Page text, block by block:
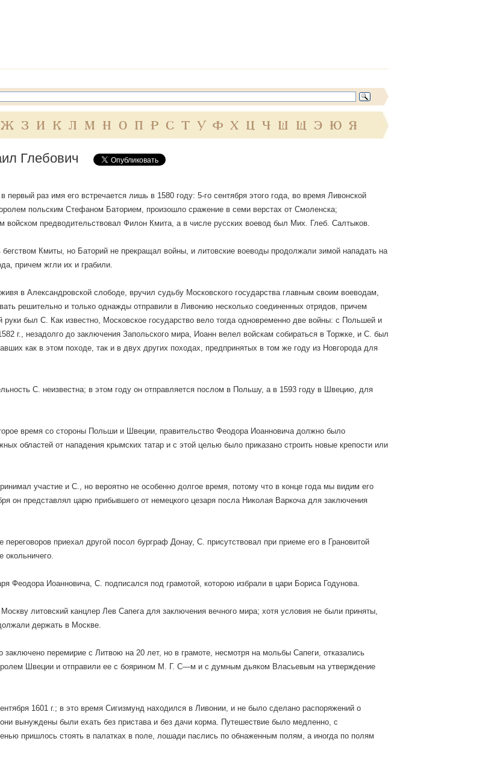
Ж З И К Л М Н О П Р С Т У Ф Х Ц Ч Ш Щ Э Ю Я
Глебович
раз имя его встречается лишь в 1580 году: 5-го сентября этого года, во время Ливонской
польским Стефаном Баторием, произошло сражение в семи верстах от Смоленска;
войском предводительствовал Филон Кмита, а в числе русских воевод был Мих. Глеб. Салтыков.
бегством Кмиты, но Баторий не прекращал войны, и литовские воеводы продолжали зимой нападать на
причем жгли их и грабили.
в Александровской слободе, вручил судьбу Московского государства главным своим воеводам,
решительно и только однажды отправили в Ливонию несколько соединенных отрядов, причем
руки был С. Как известно, Московское государство вело тогда одновременно две войны: с Польшей и
г., незадолго до заключения Запольского мира, Иоанн велел войскам собираться в Торжке, и С. был
как в этом походе, так и в двух других походах, предпринятых в том же году из Новгорода для
С. неизвестна; в этом году он отправляется послом в Польшу, а в 1593 году в Швецию, для
время со стороны Польши и Швеции, правительство Феодора Иоанновича должно было
областей от нападения крымских татар и с этой целью было приказано строить новые крепости или
участие и С., но вероятно не особенно долгое время, потому что в конце года мы видим его
он представлял царю прибывшего от немецкого цезаря посла Николая Варкоча для заключения
переговоров приехал другой посол бурграф Донау, С. присутствовал при приеме его в Грановитой
окольничего.
Феодора Иоанновича, С. подписался под грамотой, которою избрали в цари Бориса Годунова.
Москву литовский канцлер Лев Сапега для заключения вечного мира; хотя условия не были приняты,
держать в Москве.
заключено перемирие с Литвою на 20 лет, но в грамоте, несмотря на мольбы Сапеги, отказались
Швеции и отправили ее с боярином М. Г. С—м и с думным дьяком Власьевым на утверждение
1601 г.; в это время Сигизмунд находился в Ливонии, и не было сделано распоряжений о
они вынуждены были ехать без пристава и без дачи корма. Путешествие было медленно, с
пришлось стоять в палатках в поле, лошади паслись по обнаженным полям, а иногда по полям